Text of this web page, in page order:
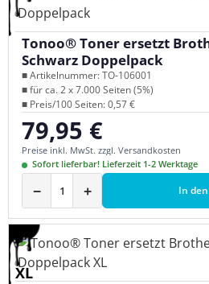
Tonoo® Toner ersetzt
Schwarz Doppelpack
■ Artikelnummer: TO-106001
■ für ca. 2 x 7.000 Seiten (5%)
■ Preis/100 Seiten: 0,57 €
Regulärer Preis:
79,95 €
Preise inkl. MwSt. zzgl. Versandkosten
Sofort lieferbar! Lieferzeit 1-2 Werktage
− + In
XL